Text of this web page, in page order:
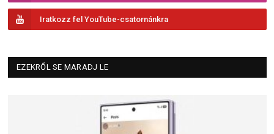
Iratkozz fel YouTube-csatornánkra
EZEKRŐL SE MARADJ LE